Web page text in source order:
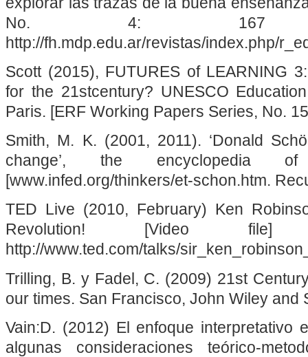
No. 4:
http://fh.mdp.edu.ar/revistas/index.php/
Scott (2015), FUTURES of LEARNING
for the 21stcentury? UNESCO
Paris. [ERF Working Papers Series, No.
Smith, M. K. (2001, 2011). ‘Donald
change’, the encyclopedia of
[www.infed.org/thinkers/et-schon.htm.
TED Live (2010, February) Ken
Revolution! [Video file]
http://www.ted.com/talks/
Trilling, B. y Fadel, C. (2009) 21st
our times. San Francisco, John Wiley and
Vain:D. (2012) El enfoque interpretativo
algunas consideraciones teórico-